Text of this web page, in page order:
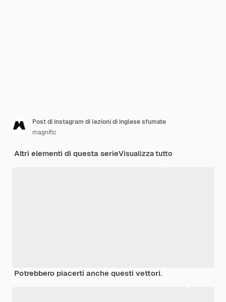
Post di instagram di lezioni di inglese sfumate
magnific
Altri elementi di questa serieVisualizza tutto
Potrebbero piacerti anche questi vettori.